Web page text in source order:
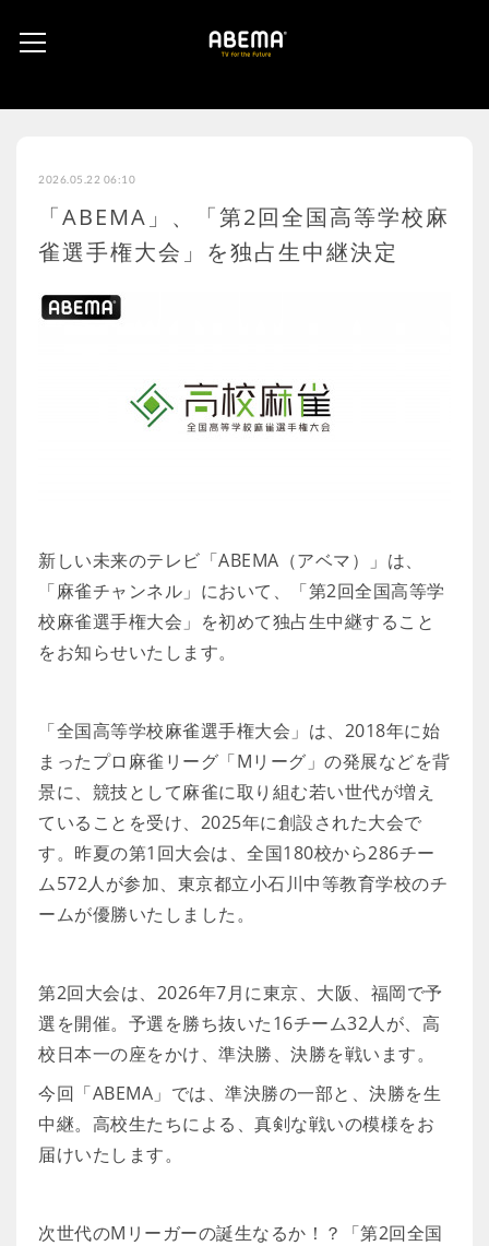
2026.05.22 06:10
「ABEMA」、「第2回全国高等学校麻
雀選手権大会」を独占生中継決定
新しい未来のテレビ「ABEMA（アベマ）」は、
「麻雀チャンネル」において、「第2回全国高等学
校麻雀選手権大会」を初めて独占生中継すること
をお知らせいたします。
「全国高等学校麻雀選手権大会」は、2018年に始
まったプロ麻雀リーグ「Mリーグ」の発展などを背
景に、競技として麻雀に取り組む若い世代が増え
ていることを受け、2025年に創設された大会で
す。昨夏の第1回大会は、全国180校から286チー
ム572人が参加、東京都立小石川中等教育学校のチ
ームが優勝いたしました。
第2回大会は、2026年7月に東京、大阪、福岡で予
選を開催。予選を勝ち抜いた16チーム32人が、高
校日本一の座をかけ、準決勝、決勝を戦います。
今回「ABEMA」では、準決勝の一部と、決勝を生
中継。高校生たちによる、真剣な戦いの模様をお
届けいたします。
次世代のMリーガーの誕生なるか！？「第2回全国